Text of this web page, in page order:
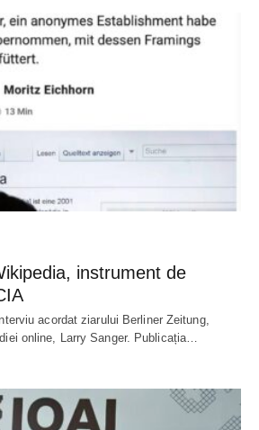
instrument de
acordat ziarului Berliner Zeitung,
online, Larry Sanger. Publicația…